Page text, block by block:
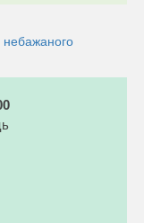
небажаного